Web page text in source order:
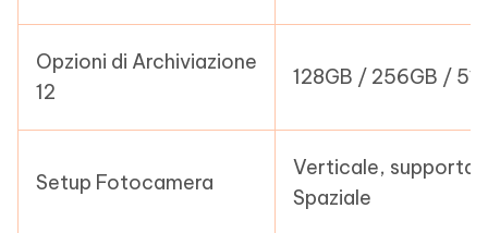
Opzioni di Archiviazione
12
128GB / 256GB /
Setup Fotocamera
Verticale, supporta
Spaziale